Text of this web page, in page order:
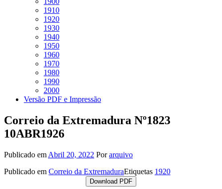
1910
1920
1930
1940
1950
1960
1970
1980
1990
2000
Versão PDF e Impressão
Correio da Extremadura Nº1823
10ABR1926
Publicado em Abril 20, 2022 Porarquivo
Publicado em Correio da ExtremaduraEtiquetas 1920
Download PDF